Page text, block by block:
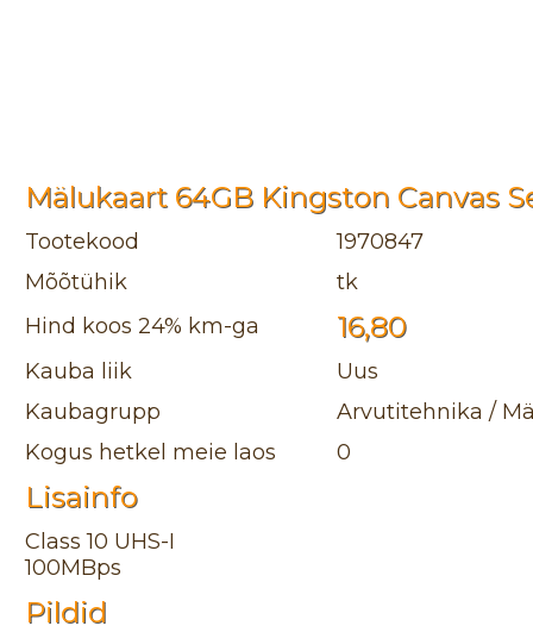
Mälukaart 64GB Kingston Canvas
Tootekood
1970847
Mõõtühik
tk
Hind koos 24% km-ga
16,80
Kauba liik
Uus
Kaubagrupp
Arvutitehnika /
Kogus hetkel meie laos
0
Lisainfo
Class 10 UHS-I
100MBps
Pildid